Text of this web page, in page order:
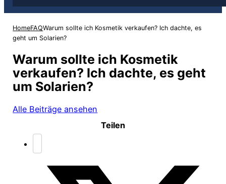
HomeFAQWarum sollte ich Kosmetik verkaufen? Ich dachte, es
geht um Solarien?
Warum sollte ich Kosmetik
verkaufen? Ich dachte, es geht
um Solarien?
Alle Beiträge ansehen
Teilen